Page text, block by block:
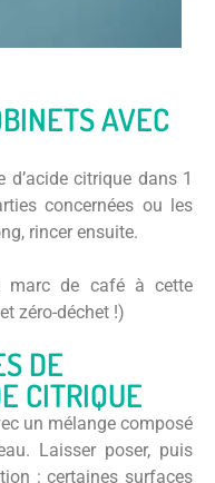
AVEC
citrique dans 1
concernées ou les
rincer ensuite.
marc de café à cette
zéro-déchet !)
DE
CITRIQUE
un mélange composé
Laisser poser, puis
: certaines surfaces